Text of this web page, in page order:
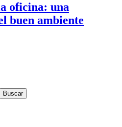
oficina: una
buen ambiente
Buscar